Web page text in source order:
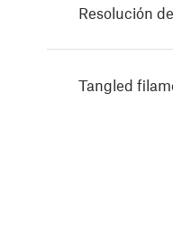
Resolución
Tangled